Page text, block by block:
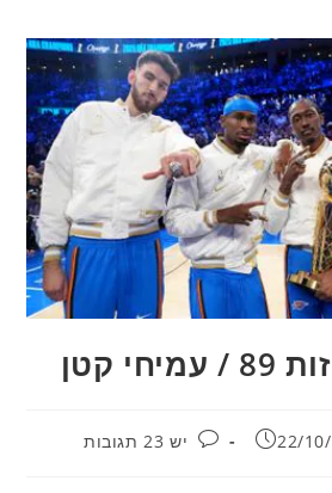
קטן
22/ תגובות:
יש 23 תגובות